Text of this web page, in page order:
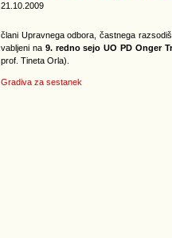
21.10.2009
člani Upravnega odbora, častnega
vabljeni na 9. redno sejo UO PD Onger
prof. Tineta Orla).
Gradiva za sestanek